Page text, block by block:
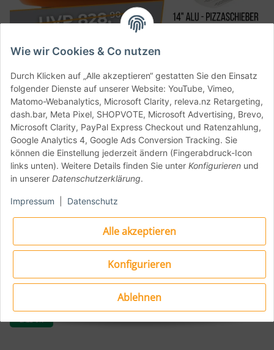
Alle akzeptieren
Konfigurieren
Ablehnen
Wie wir Cookies & Co nutzen
Durch Klicken auf „Alle akzeptieren“ gestatten Sie den Einsatz
folgender Dienste auf unserer Website: YouTube, Vimeo,
Matomo-Webanalytics, Microsoft Clarity, releva.nz Retargeting,
dash.bar, Meta Pixel, SHOPVOTE, Microsoft Advertising, Brevo,
Microsoft Clarity, PayPal Express Checkout und Ratenzahlung,
Google Analytics 4, Google Ads Conversion Tracking. Sie
können die Einstellung jederzeit ändern (Fingerabdruck-Icon
links unten). Weitere Details finden Sie unter Konfigurieren und
in unserer Datenschutzerklärung.
Impressum Datenschutz
Everdure KILN S Pizzaofen Starterset Terracotta - Ofen,
Wendeschaufel, Schieber
Das Everdure KILN S Pizzaofen Starterset in Terracotta ist
ideal für Anfänger, die perfekte Pizzen zu Hause backen
möchten. Enthalten sind der leistungsstarke KILN S Series
Pizzaofen, eine Edelstahl-Wendeschaufel und ein robuster
Aluminium-Pizzaschieber. Mit diesem Set hast du alles, was
hochwertigen Werkzeugen bis hin zum fortschrittlichen
Alter Preis: 834,90 €
Knapper Lagerbestand
SALE 6%